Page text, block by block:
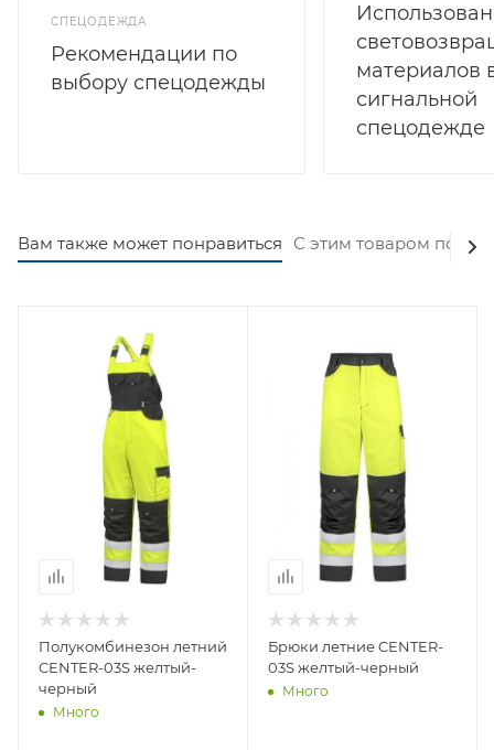
СПЕЦОДЕЖДА
Рекомендации по
выбору спецодежды
материалов
сигнальной
спецодежде
Вам также может понравиться С этим товаром
Полукомбинезон летний
CENTER-03S желтый-
черный
Много
Брюки летние CENTER-
03S желтый-черный
Много